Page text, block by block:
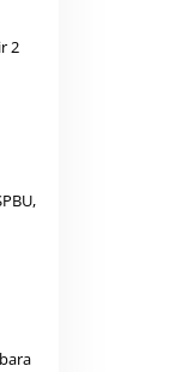
2